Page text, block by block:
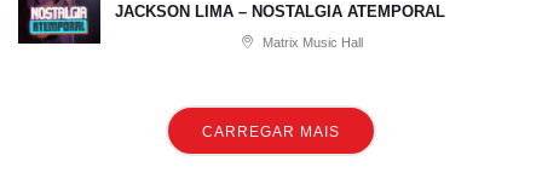
JACKSON LIMA – NOSTALGIA ATEMPORAL
Matrix Music Hall
CARREGAR MAIS